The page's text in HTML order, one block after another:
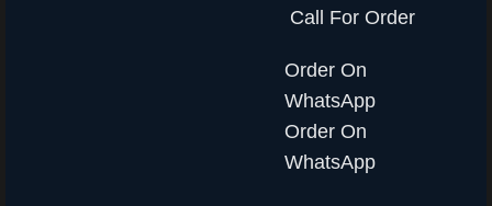
Call For Order
Order On
WhatsApp
Order On
WhatsApp